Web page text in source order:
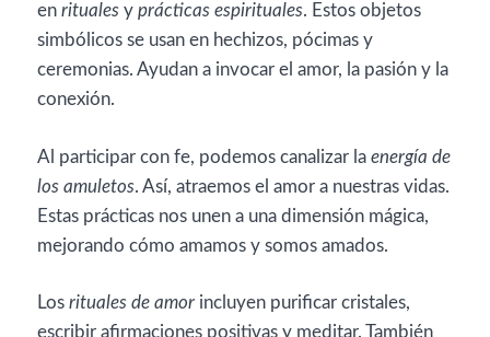
en rituales y prácticas espirituales. Estos objetos
simbólicos se usan en hechizos, pócimas y
ceremonias. Ayudan a invocar el amor, la pasión y la
conexión.
Al participar con fe, podemos canalizar la energía de
los amuletos. Así, atraemos el amor a nuestras vidas.
Estas prácticas nos unen a una dimensión mágica,
mejorando cómo amamos y somos amados.
Los rituales de amor incluyen purificar cristales,
escribir afirmaciones positivas y meditar. También